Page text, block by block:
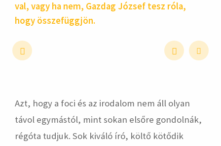
val, vagy ha nem, Gazdag József tesz róla,
hogy össze­függjön.
hirdetés
Azt, hogy a foci és az irodalom nem áll olyan
távol egymástól, mint sokan elsőre gondolnák,
régóta tudjuk. Sok kiváló író, költő kötődik